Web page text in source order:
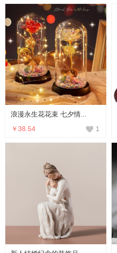
浪漫永生花花束 七夕情...
￥38.54
1